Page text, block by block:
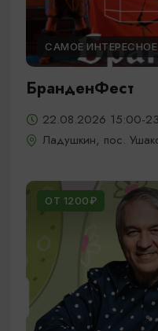
САМОЕ ИНТЕРЕСНОЕ
БранденФест
22.08.2026 15:00-
Ладушкин, пос.
ОТ 1200₽